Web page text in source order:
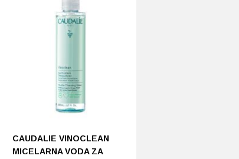
CAUDALIE VINOCLEAN
MICELARNA VODA ZA